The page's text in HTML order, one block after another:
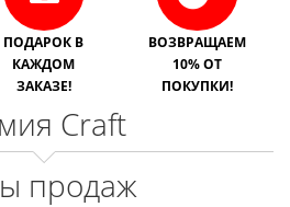
ПОДАРОК В
КАЖДОМ
ЗАКАЗЕ!
ВОЗВРАЩАЕМ
10% ОТ
ПОКУПКИ!
Craft
продаж